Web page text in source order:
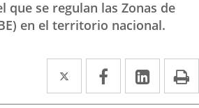
que se regulan las Zonas de
en el territorio nacional.
Twitter
Enlace
a
Facebook
Enlace
a
Enlace
a